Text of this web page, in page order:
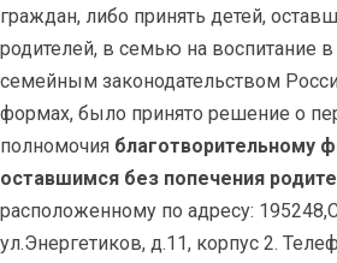
граждан, либо принять детей,
родителей, в семью на воспитание
семейным законодательством
формах, было принято решение о
полномочия благотворительному
оставшимся без попечения
расположенному по адресу:
ул.Энергетиков, д.11, корпус 2.